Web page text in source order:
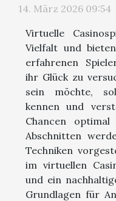
14. März 2026 09:54
Virtuelle
Vielfalt und
erfahrenen
ihr Glück zu
sein möchte,
kennen und
Chancen
Abschnitten
Techniken
im virtuellen
und ein
Grundlagen für